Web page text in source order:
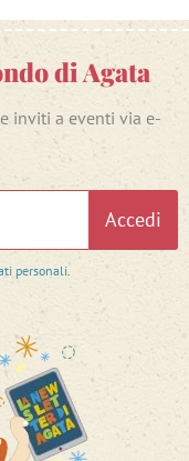
di Agata
inviti a eventi via e-
Accedi
personali